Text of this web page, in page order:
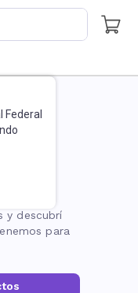
Federal
y descubrí
para